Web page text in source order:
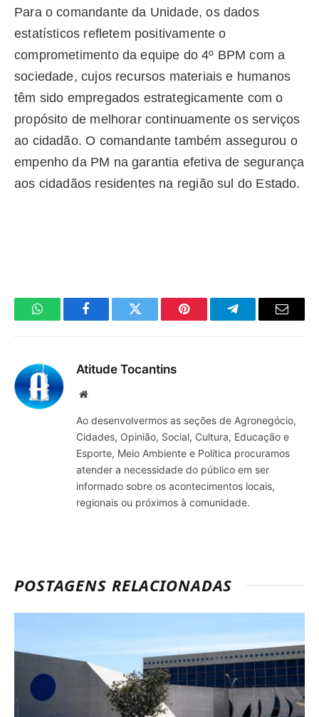
Para o comandante da Unidade, os dados
estatísticos refletem positivamente o
comprometimento da equipe do 4º BPM com a
sociedade, cujos recursos materiais e humanos
têm sido empregados estrategicamente com o
propósito de melhorar continuamente os serviços
ao cidadão. O comandante também assegurou o
empenho da PM na garantia efetiva de segurança
aos cidadãos residentes na região sul do Estado.
WhatsAppFacebookTwitter Pinterest TelegramaE-
Atitude Tocantins
Site
Ao desenvolvermos as seções de Agronegócio,
Cidades, Opinião, Social, Cultura, Educação e
Esporte, Meio Ambiente e Política procuramos
atender a necessidade do público em ser
informado sobre os acontecimentos locais,
regionais ou próximos à comunidade.
POSTAGENS RELACIONADAS